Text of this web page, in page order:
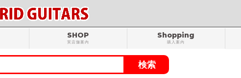
SHOP
実店舗案内
Shopping
購入案内